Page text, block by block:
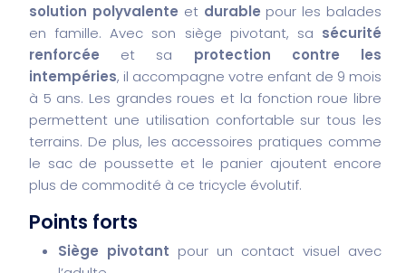
solution polyvalente et durable pour les balades
en famille. Avec son siège pivotant, sa sécurité
renforcée et sa protection contre les
intempéries, il accompagne votre enfant de 9 mois
à 5 ans. Les grandes roues et la fonction roue libre
permettent une utilisation confortable sur tous les
terrains. De plus, les accessoires pratiques comme
le sac de poussette et le panier ajoutent encore
plus de commodité à ce tricycle évolutif.
Points forts
Siège pivotant pour un contact visuel avec